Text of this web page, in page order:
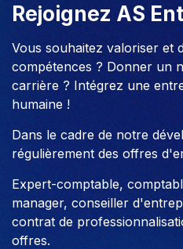
Rejoignez AS
Vous souhaitez valoriser et
compétences ? Donner un
carrière ? Intégrez une
humaine !
Dans le cadre de notre
régulièrement des offres
Expert-comptable,
manager, conseiller
contrat de
offres.